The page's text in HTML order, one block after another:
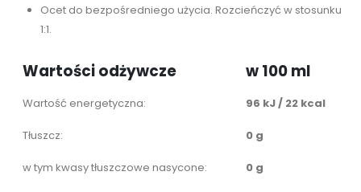
Ocet do bezpośredniego użycia. Rozcieńczyć w stosunku
1:1.
Wartości odżywcze w 100 ml
Wartość energetyczna: 96 kJ / 22 kcal
Tłuszcz: 0 g
w tym kwasy tłuszczowe nasycone: 0 g